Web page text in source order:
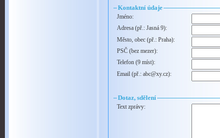
Kontaktní údaje
Jméno:
Adresa (př.: Jasná 9):
Město, obec (př.: Praha):
PSČ (bez mezer):
Telefon (9 míst):
Email (př.: abc@xy.cz):
Dotaz, sdělení
Text zprávy: